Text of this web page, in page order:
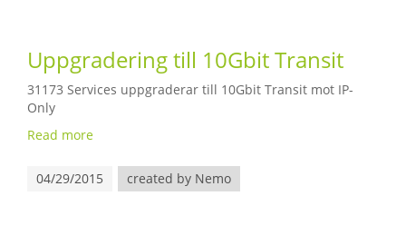
Uppgradering till 10Gbit Transit
31173 Services uppgraderar till 10Gbit Transit mot IP-
Only
Read more
04/29/2015 created by Nemo